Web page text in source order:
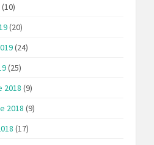
(10)
(20)
(24)
(25)
2018 (9)
2018 (9)
(17)